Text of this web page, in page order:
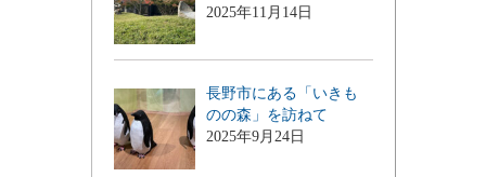
2025年11月14日
長野市にある「いきも
のの森」を訪ねて
2025年9月24日